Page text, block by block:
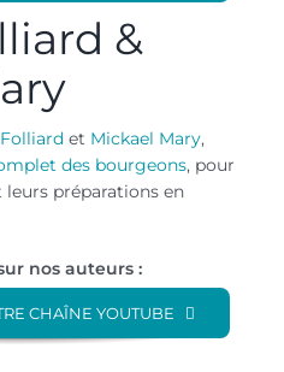
&
et Mickael Mary,
des bourgeons, pour
préparations en
nos auteurs :
CHAÎNE YOUTUBE